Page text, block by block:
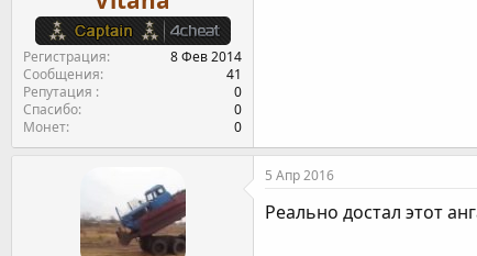
Регистрация
8 Фев 2014
Сообщения
41
Репутация
0
Спасибо
0
Монет
0
5 Апр 2016
Реально достал этот